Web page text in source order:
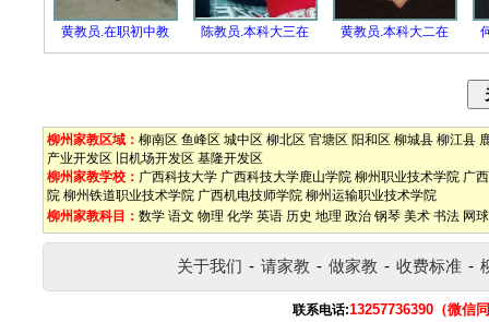
黄教员.在职初中教 陈教员.本科大三在 黄教员.本科大二在
柳州家教区域： 柳南区 鱼峰区 城中区 柳北区 官塘区 阳和区 柳城县 柳江县
产业开发区
旧机场开发区 基隆开发区
柳州家教学校： 广西科技大学 广西科技大学鹿山学院 柳州职业技术学院 广
院 柳州铁道职业技术学院 广西机电技师学院 柳州运输职业技术学院
柳州家教科目： 数学 语文 物理 化学 英语 历史 地理 政治 钢琴 美术 书法 网球
关于我们 - 请家教 - 做家教 - 收费标准 -
联系电话:13257736390（微信